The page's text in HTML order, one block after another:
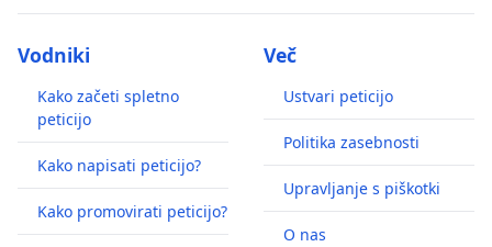
Vodniki
Kako začeti spletno
peticijo
Kako napisati peticijo?
Kako promovirati peticijo?
Več
Ustvari peticijo
Politika zasebnosti
Upravljanje s piškotki
O nas